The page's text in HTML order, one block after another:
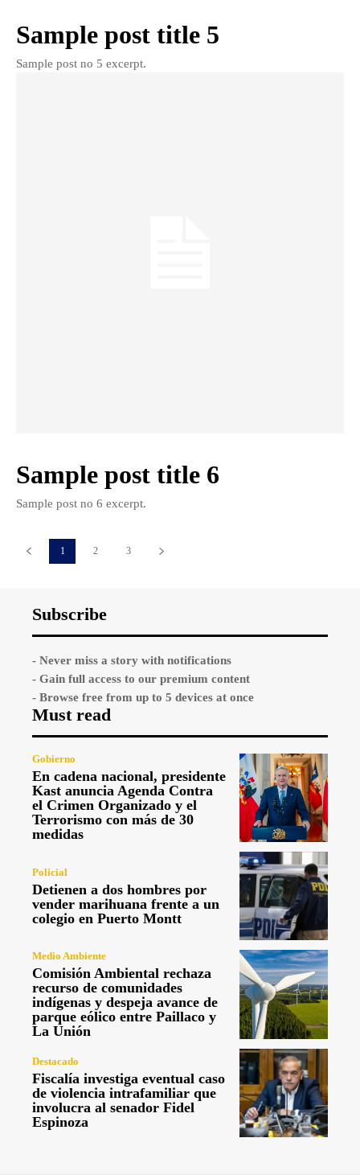
Sample post title 5
Sample post no 5 excerpt.
Sample post title 6
Sample post no 6 excerpt.
1 2 3
Subscribe
- Never miss a story with notifications
- Gain full access to our premium content
- Browse free from up to 5 devices at once
Must read
Gobierno
En cadena nacional, presidente
Kast anuncia Agenda Contra
el Crimen Organizado y el
Terrorismo con más de 30
medidas
Policial
Detienen a dos hombres por
vender marihuana frente a un
colegio en Puerto Montt
Medio Ambiente
Comisión Ambiental rechaza
recurso de comunidades
indígenas y despeja avance de
parque eólico entre Paillaco y
La Unión
Destacado
Fiscalía investiga eventual caso
de violencia intrafamiliar que
involucra al senador Fidel
Espinoza